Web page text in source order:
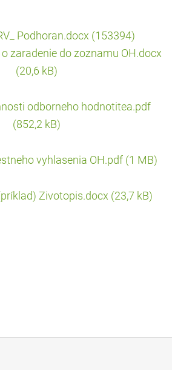
Podhoran.docx (153394)
zaradenie do zoznamu OH.docx
(20,6 kB)
odborneho hodnotitea.pdf
(852,2 kB)
vyhlasenia OH.pdf (1 MB)
Zivotopis.docx (23,7 kB)